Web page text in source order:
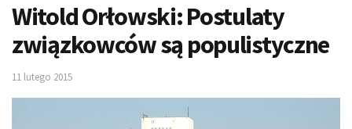
Witold Orłowski: Postulaty
związkowców są populistyczne
11 lutego 2015